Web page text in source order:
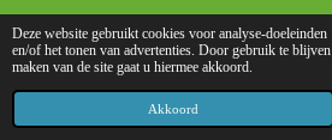
Deze website gebruikt cookies voor analyse-doeleinden
en/of het tonen van advertenties. Door gebruik te blijven
maken van de site gaat u hiermee akkoord.
Akkoord